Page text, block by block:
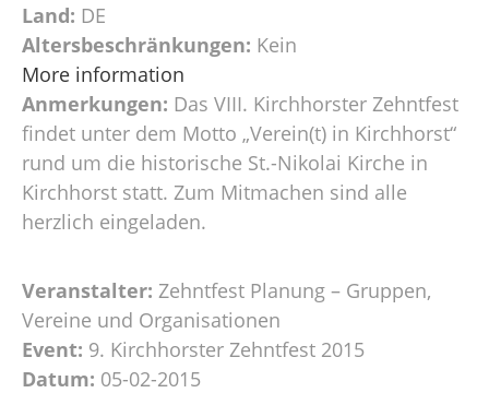
Land: DE
Altersbeschränkungen: Kein
More information
Anmerkungen: Das VIII. Kirchhorster Zehntfest
findet unter dem Motto „Verein(t) in Kirchhorst“
rund um die historische St.-Nikolai Kirche in
Kirchhorst statt. Zum Mitmachen sind alle
herzlich eingeladen.
Veranstalter: Zehntfest Planung – Gruppen,
Vereine und Organisationen
Event: 9. Kirchhorster Zehntfest 2015
Datum: 05-02-2015